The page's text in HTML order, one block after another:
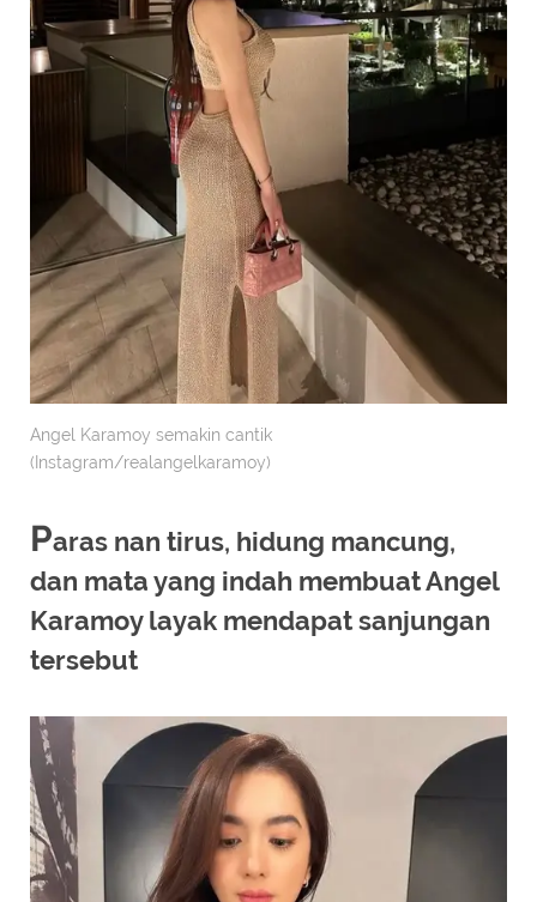
Angel Karamoy semakin cantik
(Instagram/realangelkaramoy)
Paras nan tirus, hidung mancung,
dan mata yang indah membuat Angel
Karamoy layak mendapat sanjungan
tersebut